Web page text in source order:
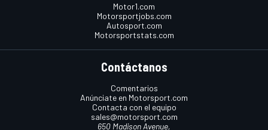
Motor1.com
Motorsportjobs.com
Autosport.com
Motorsportstats.com
Contáctanos
Comentarios
Anúnciate en Motorsport.com
Contacta con el equipo
sales@motorsport.com
650 Madison Avenue,